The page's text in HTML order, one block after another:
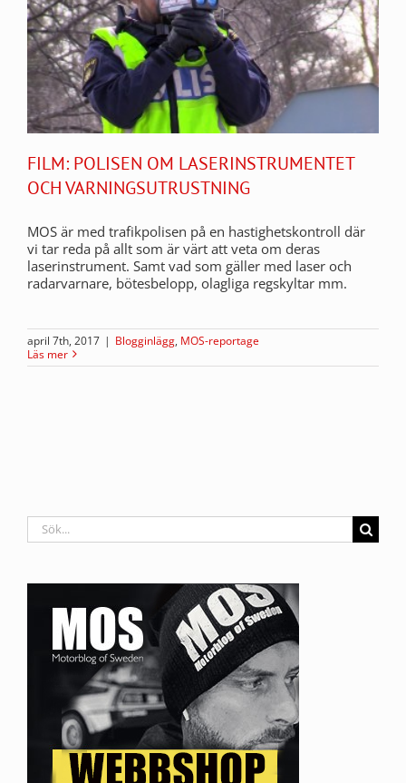
FILM: POLISEN OM LASERINSTRUMENTET
OCH VARNINGSUTRUSTNING
MOS är med trafikpolisen på en hastighetskontroll där
vi tar reda på allt som är värt att veta om deras
laserinstrument. Samt vad som gäller med laser och
radarvarnare, bötesbelopp, olagliga regskyltar mm.
april 7th, 2017 | Blogginlägg, MOS-reportage
Läs mer
Sök
efter: